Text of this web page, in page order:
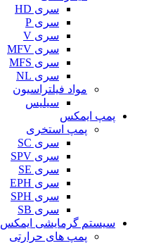
سری HD
سری P
سری V
سری MFV
سری MFS
سری NL
مواد فیلتراسیون
سیلیس
پمپ ایمکس
پمپ استخری
سری SC
سری SPV
سری SE
سری EPH
سری SPH
سری SB
سیستم گرمایشی ایمکس
پمپ های حرارتی